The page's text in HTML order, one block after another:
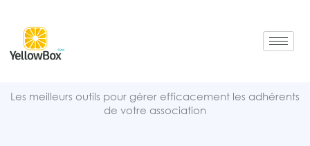
contenu
Les meilleurs outils pour gérer efficacement les adhérents
de votre association